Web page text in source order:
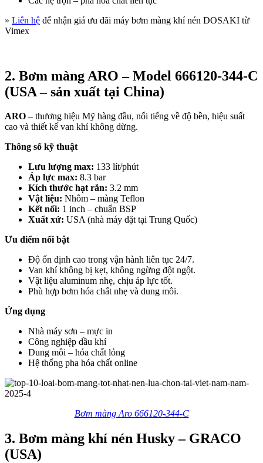
» Liên hệ để nhận giá ưu đãi máy bơm màng khí nén DOSAKI từ
Vimex
2. Bơm màng ARO – Model 666120-344-C
(USA – sản xuất tại China)
ARO – thương hiệu Mỹ hàng đầu, nổi tiếng về độ bền, hiệu suất
cao và thiết kế van khí không dừng.
Thông số kỹ thuật
Lưu lượng max: 133 lít/phút
Áp lực max: 8.3 bar
Kích thước hạt rắn: 3.2 mm
Vật liệu: Nhôm – màng Teflon
Kết nối: 1 inch – chuẩn BSP
Xuất xứ: USA (nhà máy đặt tại Trung Quốc)
Ưu điểm nổi bật
Độ ổn định cao trong vận hành liên tục 24/7.
Van khí không bị kẹt, không ngừng đột ngột.
Vật liệu aluminum nhẹ, chịu áp lực tốt.
Phù hợp bơm hóa chất nhẹ và dung môi.
Ứng dụng
Nhà máy sơn – mực in
Công nghiệp dầu khí
Dung môi – hóa chất lỏng
Hệ thống pha hóa chất online
Bơm màng Aro 666120-344-C
3. Bơm màng khí nén Husky – GRACO
(USA)